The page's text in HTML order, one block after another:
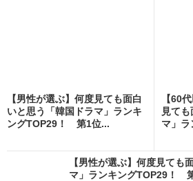
【男性が選ぶ】何度見ても面白
いと思う「韓国ドラマ」ランキ
ングTOP29！ 第1位...
【60
見て
マ」ラ
【男性が選ぶ】何度見ても
マ」ランキングTOP29！